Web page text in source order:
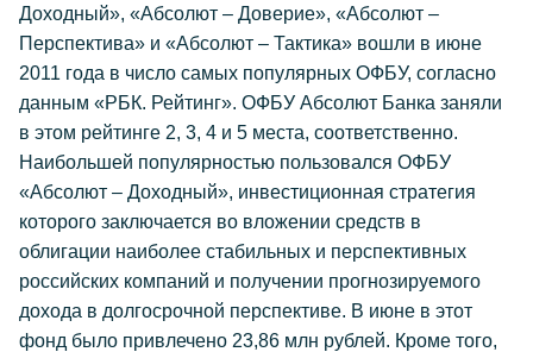
Доходный», «Абсолют – Доверие», «Абсолют –
Перспектива» и «Абсолют – Тактика» вошли в июне
2011 года в число самых популярных ОФБУ, согласно
данным «РБК. Рейтинг». ОФБУ Абсолют Банка заняли
в этом рейтинге 2, 3, 4 и 5 места, соответственно.
Наибольшей популярностью пользовался ОФБУ
«Абсолют – Доходный», инвестиционная стратегия
которого заключается во вложении средств в
облигации наиболее стабильных и перспективных
российских компаний и получении прогнозируемого
дохода в долгосрочной перспективе. В июне в этот
фонд было привлечено 23,86 млн рублей. Кроме того,